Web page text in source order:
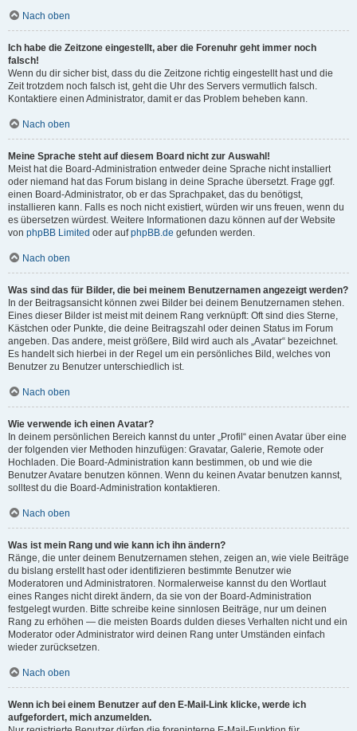
Nach oben
Ich habe die Zeitzone eingestellt, aber die Forenuhr geht immer noch
falsch!
Wenn du dir sicher bist, dass du die Zeitzone richtig eingestellt hast und die
Zeit trotzdem noch falsch ist, geht die Uhr des Servers vermutlich falsch.
Kontaktiere einen Administrator, damit er das Problem beheben kann.
Nach oben
Meine Sprache steht auf diesem Board nicht zur Auswahl!
Meist hat die Board-Administration entweder deine Sprache nicht installiert
oder niemand hat das Forum bislang in deine Sprache übersetzt. Frage ggf.
einen Board-Administrator, ob er das Sprachpaket, das du benötigst,
installieren kann. Falls es noch nicht existiert, würden wir uns freuen, wenn du
es übersetzen würdest. Weitere Informationen dazu können auf der Website
von phpBB Limited oder aufphpBB.de gefunden werden.
Nach oben
Was sind das für Bilder, die bei meinem Benutzernamen angezeigt werden?
In der Beitragsansicht können zwei Bilder bei deinem Benutzernamen stehen.
Eines dieser Bilder ist meist mit deinem Rang verknüpft: Oft sind dies Sterne,
Kästchen oder Punkte, die deine Beitragszahl oder deinen Status im Forum
angeben. Das andere, meist größere, Bild wird auch als „Avatar“ bezeichnet.
Es handelt sich hierbei in der Regel um ein persönliches Bild, welches von
Benutzer zu Benutzer unterschiedlich ist.
Nach oben
Wie verwende ich einen Avatar?
In deinem persönlichen Bereich kannst du unter „Profil“ einen Avatar über eine
der folgenden vier Methoden hinzufügen: Gravatar, Galerie, Remote oder
Hochladen. Die Board-Administration kann bestimmen, ob und wie die
Benutzer Avatare benutzen können. Wenn du keinen Avatar benutzen kannst,
solltest du die Board-Administration kontaktieren.
Nach oben
Was ist mein Rang und wie kann ich ihn ändern?
Ränge, die unter deinem Benutzernamen stehen, zeigen an, wie viele Beiträge
du bislang erstellt hast oder identifizieren bestimmte Benutzer wie
Moderatoren und Administratoren. Normalerweise kannst du den Wortlaut
eines Ranges nicht direkt ändern, da sie von der Board-Administration
festgelegt wurden. Bitte schreibe keine sinnlosen Beiträge, nur um deinen
Rang zu erhöhen — die meisten Boards dulden dieses Verhalten nicht und ein
Moderator oder Administrator wird deinen Rang unter Umständen einfach
wieder zurücksetzen.
Nach oben
Wenn ich bei einem Benutzer auf den E-Mail-Link klicke, werde ich
aufgefordert, mich anzumelden.